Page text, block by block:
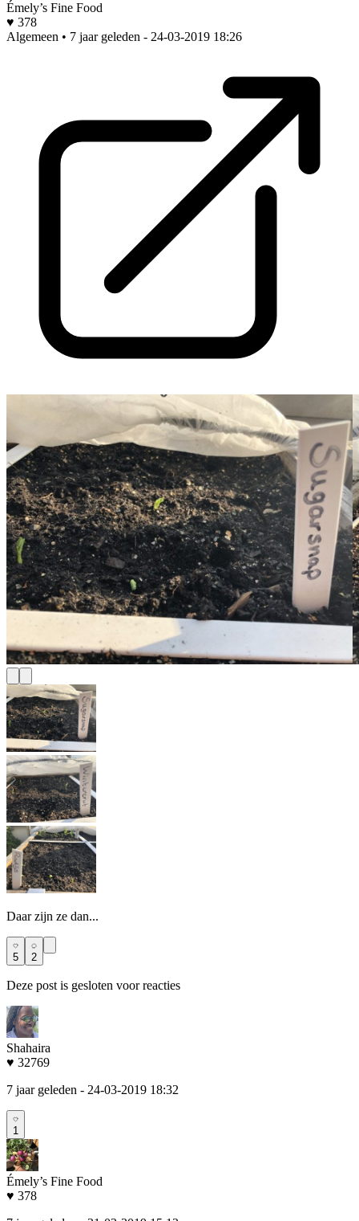
Émely’s Fine Food
♥ 378
Algemeen • 7 jaar geleden - 24-03-2019 18:26
Daar zijn ze dan...
5 2
Deze post is gesloten voor reacties
Shahaira
♥ 32769
7 jaar geleden - 24-03-2019 18:32
1
Émely’s Fine Food
♥ 378